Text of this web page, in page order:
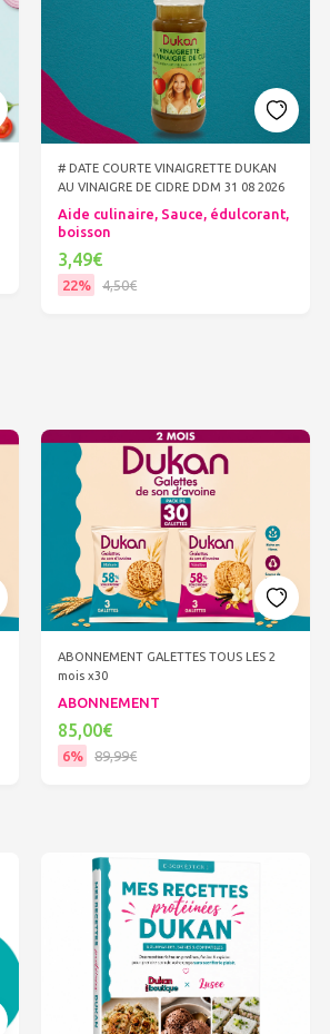
# DATE COURTE VINAIGRETTE DUKAN
AU VINAIGRE DE CIDRE DDM 31 08 2026
Aide culinaire, Sauce, édulcorant,
boisson
3,49€
22%
4,50€
ABONNEMENT GALETTES TOUS LES 2
mois x30
ABONNEMENT
85,00€
6%
89,99€